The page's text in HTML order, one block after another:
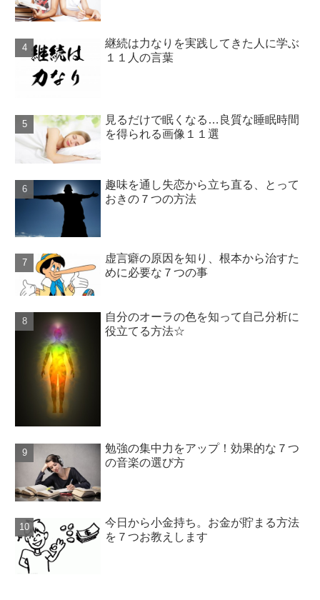
継続は力なりを実践してきた人に学ぶ
１１人の言葉
見るだけで眠くなる…良質な睡眠時間
を得られる画像１１選
趣味を通し失恋から立ち直る、とって
おきの７つの方法
虚言癖の原因を知り、根本から治すた
めに必要な７つの事
自分のオーラの色を知って自己分析に
役立てる方法☆
勉強の集中力をアップ！効果的な７つ
の音楽の選び方
今日から小金持ち。お金が貯まる方法
を７つお教えします